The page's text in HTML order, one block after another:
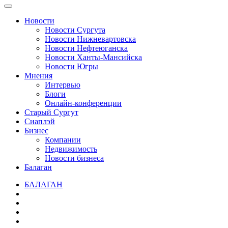
Новости
Новости Сургута
Новости Нижневартовска
Новости Нефтеюганска
Новости Ханты-Мансийска
Новости Югры
Мнения
Интервью
Блоги
Онлайн-конференции
Старый Сургут
Сиаплэй
Бизнес
Компании
Недвижимость
Новости бизнеса
Балаган
БАЛАГАН